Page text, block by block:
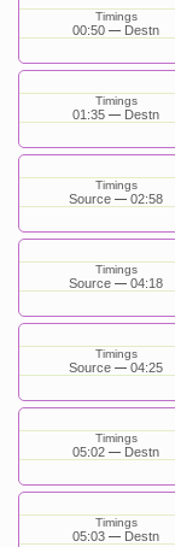
Timings
00:50 Destn
Timings
01:35 Destn
Timings
Source 02:58
Timings
Source 04:18
Timings
Source 04:25
Timings
05:02 Destn
Timings
05:03 Destn